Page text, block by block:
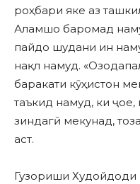
роҳбари яке аз
Аламшо баромад
пайдо шудани ин
нақл намуд.
баракати кӯҳистон
таъкид намуд, ки
зиндагӣ мекунад,
аст.
Гузориши Худойдоди